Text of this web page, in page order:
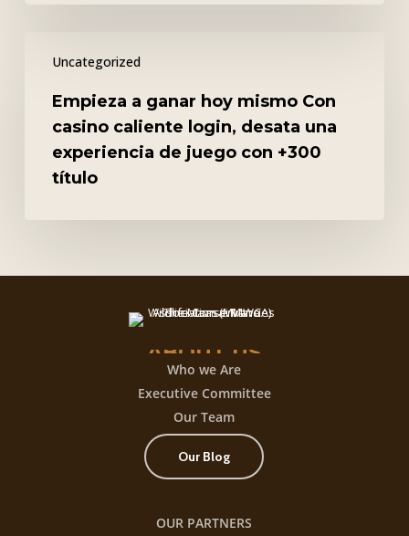
Uncategorized
mismo
casino
una
Empieza a ganar hoy mismo Con
casino caliente login, desata una
experiencia de juego con +300
título
ABOUT US
Who we Are
Executive Committee
Our Team
Our Blog
OUR PARTNERS